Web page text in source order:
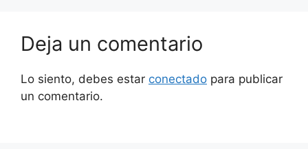
Deja un comentario
Lo siento, debes estar conectado para publicar
un comentario.